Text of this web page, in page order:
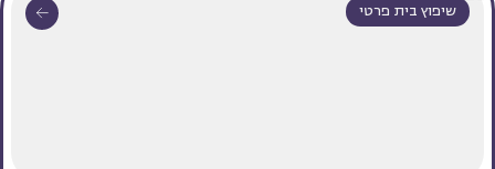
שיפוץ בית פרטי